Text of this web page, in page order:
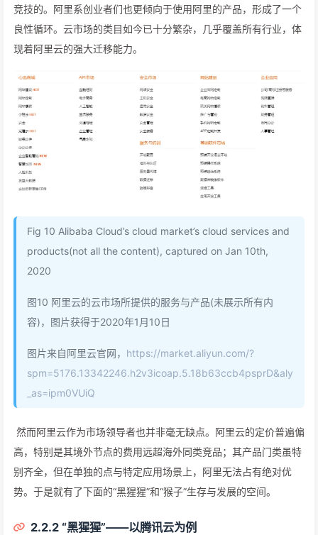
竞技的。阿里系创业者们也更倾向于使用阿里的产品，形成了一个
良性循环。云市场的类目如今已十分繁杂，几乎覆盖所有行业，体
现着阿里云的强大迁移能力。
Fig 10 Alibaba Cloud’s cloud market’s cloud services and
products(not all the content), captured on Jan 10th,
2020
图10 阿里云的云市场所提供的服务与产品(未展示所有内
容)，图片获得于2020年1月10日
图片来自阿里云官网， https://market.aliyun.com/?
spm=5176.13342246.h2v3icoap.5.18b63ccb4psprD&aly
_as=ipm0VUiQ
​ 然而阿里云作为市场领导者也并非毫无缺点。阿里云的定价普遍偏
高，特别是其境外节点的费用远超海外同类竞品；其产品门类虽特
别齐全，但在单独的点与特定应用场景上，阿里无法占有绝对优
势。于是就有了下面的“黑猩猩”和“猴子”生存与发展的空间。
2.2.2 “黑猩猩”——以腾讯云为例